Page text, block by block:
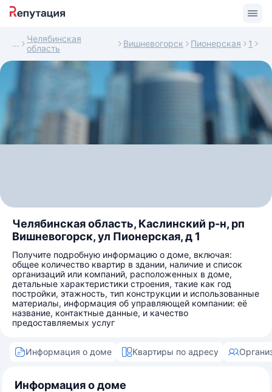
Челябинская
область
Вишневогорск Пионерская 1
Челябинская область, Каслинский р-н, рп
Вишневогорск, ул Пионерская, д 1
Получите подробную информацию о доме, включая:
общее количество квартир в здании, наличие и список
организаций или компаний, расположенных в доме,
детальные характеристики строения, такие как год
постройки, этажность, тип конструкции и использованные
материалы, информация об управляющей компании: её
название, контактные данные, и качество
предоставляемых услуг
Информация о доме Квартиры по адресу
Информация о доме